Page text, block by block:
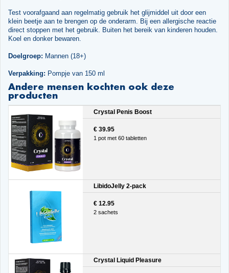
Test voorafgaand aan regelmatig gebruik het glijmiddel uit door een
klein beetje aan te brengen op de onderarm. Bij een allergische reactie
direct stoppen met het gebruik. Buiten het bereik van kinderen houden.
Koel en donker bewaren.
Doelgroep: Mannen (18+)
Verpakking: Pompje van 150 ml
Andere mensen kochten ook deze
producten
Crystal Penis Boost
€ 39.95
1 pot met 60 tabletten
LibidoJelly 2-pack
€ 12.95
2 sachets
Crystal Liquid Pleasure